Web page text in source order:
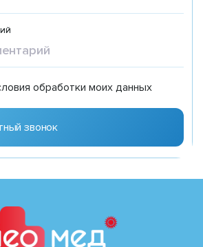
обработки моих данных